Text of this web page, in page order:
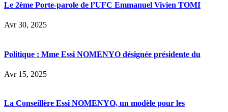
Le 2ème Porte-parole de l’UFC Emmanuel Vivien TOMI
Avr 30, 2025
Politique : Mme Essi NOMENYO désignée présidente du
Avr 15, 2025
La Conseillère Essi NOMENYO, un modèle pour les